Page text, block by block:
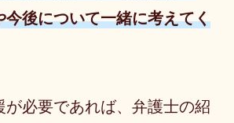
今後について一緒に考えてく
が必要であれば、弁護士の紹